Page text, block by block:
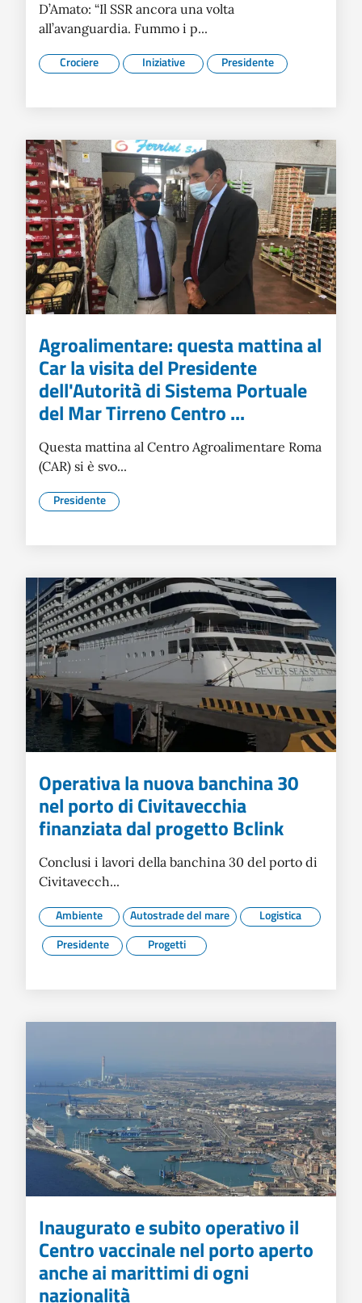
D’Amato: “Il SSR ancora una volta
all’avanguardia. Fummo i p...
Crociere Iniziative Presidente
Agroalimentare: questa mattina al
Car la visita del Presidente
dell'Autorità di Sistema Portuale
del Mar Tirreno Centro ...
Questa mattina al Centro Agroalimentare Roma
(CAR) si è svo...
Presidente
Operativa la nuova banchina 30
nel porto di Civitavecchia
finanziata dal progetto Bclink
Conclusi i lavori della banchina 30 del porto di
Civitavecch...
Ambiente Autostrade del mare
Logistica
Presidente
Progetti
Inaugurato e subito operativo il
Centro vaccinale nel porto aperto
anche ai marittimi di ogni
nazionalità